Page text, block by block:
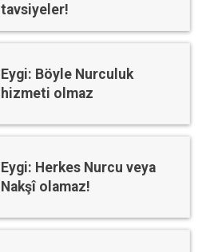
tavsiyeler!
Eygi: Böyle Nurculuk
hizmeti olmaz
Eygi: Herkes Nurcu veya
Nakşî olamaz!